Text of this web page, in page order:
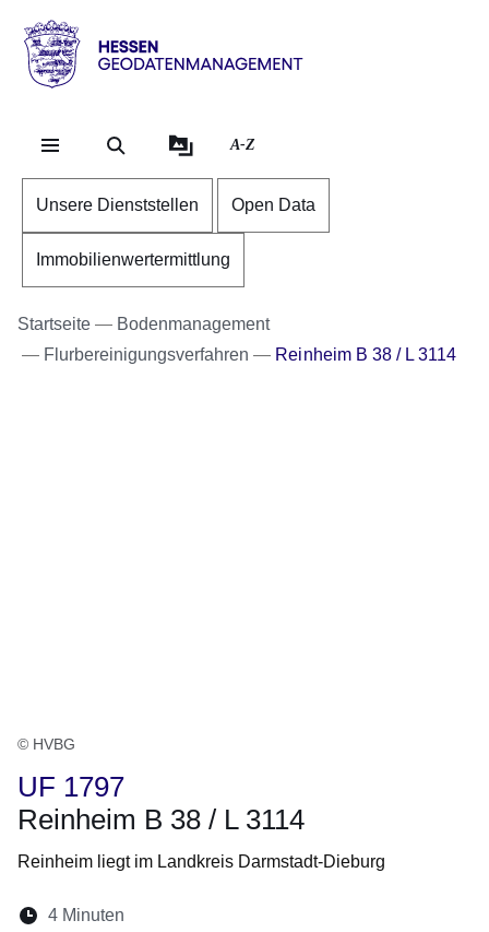
Direkt zum Kopf der
Direkt zum Inhalt
Direkt zum Fuß der
Hessen
Geodatenmanagement
A-Z
Unsere Dienststellen Open Data
Immobilienwertermittlung
Startseite
Bodenmanagement
Flurbereinigungsverfahren
Reinheim B 38 / L 3114
© HVBG
UF 1797
Reinheim B 38 / L 3114
Reinheim liegt im Landkreis Darmstadt-Dieburg
Lesedauer:
4 Minuten